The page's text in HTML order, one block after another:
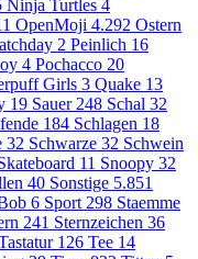
Ninja Turtles 4
OpenMoji 4.292 Ostern
2 Peinlich 16
4 Pochacco 20
Girls 3 Quake 13
19 Sauer 248 Schal 32
184 Schlagen 18
32 Schwarze 32 Schwein
11 Snoopy 32
40 Sonstige 5.851
6 Sport 298 Staemme
241 Sternzeichen 36
126 Tee 14